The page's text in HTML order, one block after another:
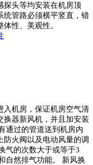
探头等均安装在机房顶
统管路必须横平竖直，错
性、美观性。
入机房，保证机房空气清
换器新风机，并且加安装
通过的管道送到机房内
防火阀以及电动风量的调
气的次数大于或等于3
自然排气功能。 新风换